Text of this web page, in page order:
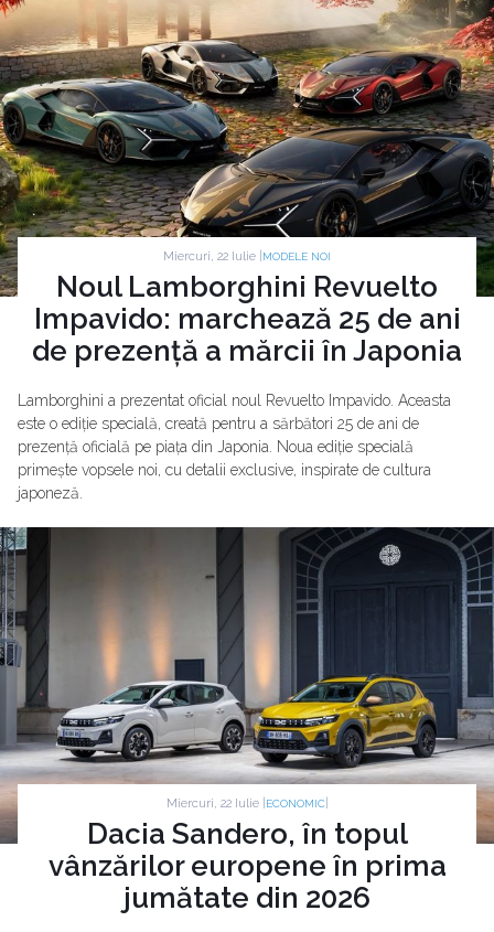
Miercuri, 22 Iulie | MODELE NOI
Noul Lamborghini Revuelto
Impavido: marchează 25 de ani
de prezență a mărcii în Japonia
Lamborghini a prezentat oficial noul Revuelto Impavido. Aceasta
este o ediție specială, creată pentru a sărbători 25 de ani de
prezență oficială pe piața din Japonia. Noua ediție specială
primește vopsele noi, cu detalii exclusive, inspirate de cultura
japoneză.
Miercuri, 22 Iulie | ECONOMIC|
Dacia Sandero, în topul
vânzărilor europene în prima
jumătate din 2026